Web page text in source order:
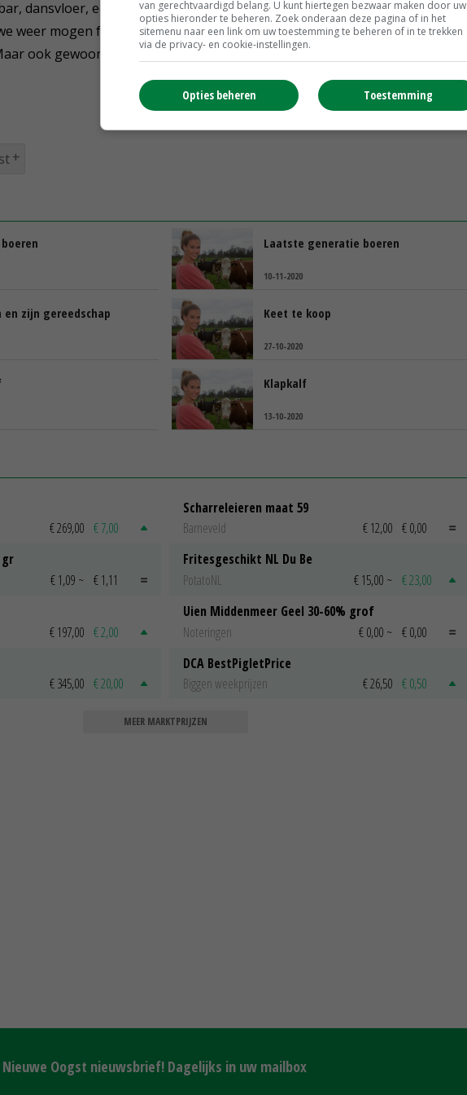
dansvloer, een hooiberg met glijbanen en een knus hoekje met geiten
weer mogen feesten, wil ik het graag boeken', zeg ik oprecht. 'Je bent
ook gewoon voor een kop koffie. Ilpendam is vlakbij. En neem boer
Laatste generatie boeren
10-11-2020
en zijn gereedschap Keet te koop
27-10-2020
Klapkalf
13-10-2020
€ 269,00 € 7,00
gr
€ 1,09 ~ € 1,11
€ 197,00 € 2,00
€ 345,00 € 20,00
Scharreleieren maat 59
Barneveld
€ 12,00 € 0,00
Fritesgeschikt NL Du Be
PotatoNL
€ 15,00 ~ € 23,00
Uien Middenmeer Geel 30-60% grof
Noteringen
€ 0,00 ~ € 0,00
DCA BestPigletPrice
Biggen weekprijzen
€ 26,50 € 0,50
MEER MARKTPRIJZEN
Oogst nieuwsbrief! Dagelijks in uw mailbox
van gerechtvaardigd belang. U kunt hiertegen bezwaar maken door uw
opties hieronder te beheren. Zoek onderaan deze pagina of in het
sitemenu naar een link om uw toestemming te beheren of in te trekken
via de privacy- en cookie-instellingen.
Toestemming
Opties beheren